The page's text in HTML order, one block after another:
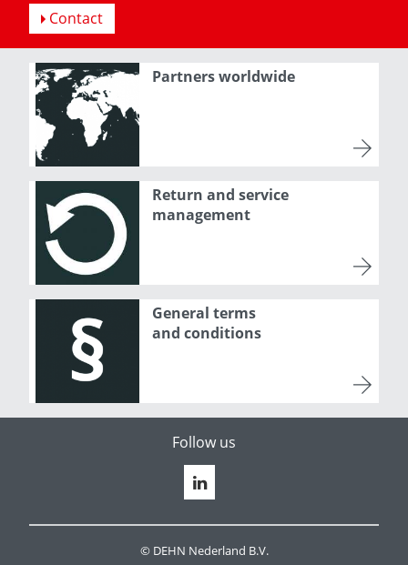
Contact
Partners worldwide
Return and service
management
General terms
and conditions
© DEHN Nederland B.V.
Follow us